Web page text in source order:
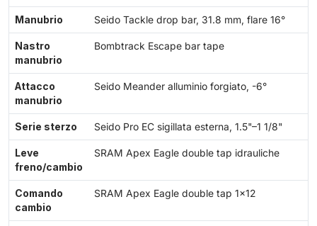
Manubrio Seido Tackle drop bar, 31.8 mm, flare 16°
Nastro
manubrio
Bombtrack Escape bar tape
Attacco
manubrio
Seido Meander alluminio forgiato, -6°
Serie sterzo Seido Pro EC sigillata esterna, 1.5"–1 1/8"
Leve
freno/cambio
SRAM Apex Eagle double tap idrauliche
Comando
cambio
SRAM Apex Eagle double tap 1×12